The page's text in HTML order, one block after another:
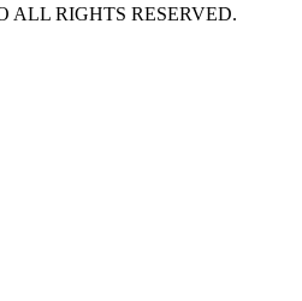
RIGHTS RESERVED.